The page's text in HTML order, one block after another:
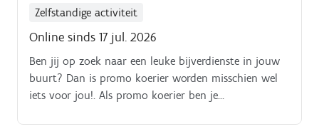
Zelfstandige activiteit
Online sinds 17 jul. 2026
Ben jij op zoek naar een leuke bijverdienste in jouw
buurt? Dan is promo koerier worden misschien wel
iets voor jou!. Als promo koerier ben je